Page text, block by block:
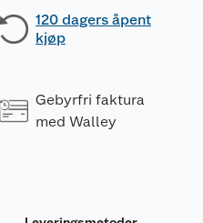
120 dagers åpent
kjøp
Gebyrfri faktura
med Walley